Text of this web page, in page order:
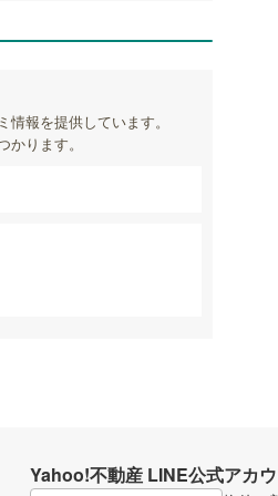
報を提供しています。
ります。
Yahoo!不動産 LINE公式アカ